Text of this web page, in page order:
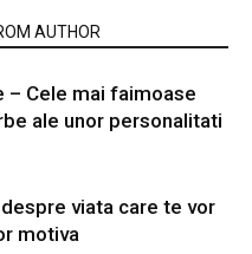
AUTHOR
– Cele mai faimoase
ale unor personalitati
viata care te vor
motiva